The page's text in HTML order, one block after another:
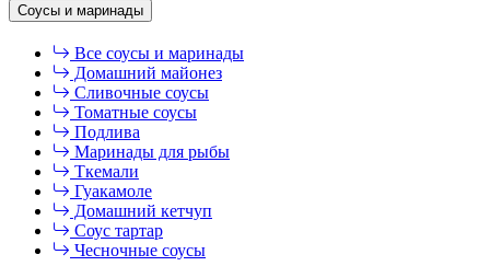
Соусы и маринады
Все соусы и маринады
Домашний майонез
Сливочные соусы
Томатные соусы
Подлива
Маринады для рыбы
Ткемали
Гуакамоле
Домашний кетчуп
Соус тартар
Чесночные соусы